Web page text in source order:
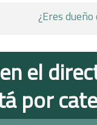
¿Eres
el
por